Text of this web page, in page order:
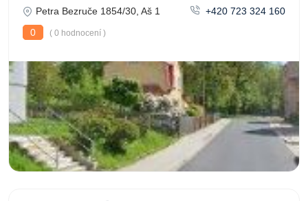
Petra Bezruče 1854/30, Aš 1
+420 723 324 160
0
( 0 hodnocení )